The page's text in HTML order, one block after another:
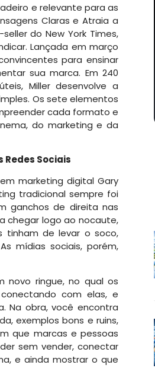
e relevante para as
Claras e Atraia a
do New York Times,
Lançada em março
para ensinar
sua marca. Em 240
Miller desenvolve a
Os sete elementos
cada formato e
do marketing e da
Sociais
marketing digital Gary
tradicional sempre foi
ganchos de direita nas
chegar logo ao nocaute,
tinham de levar o soco,
mídias sociais, porém,
novo ringue, no qual os
com elas, e
Na obra, você encontra
exemplos bons e ruins,
que marcas e pessoas
sem vender, conectar
e ainda mostrar o que